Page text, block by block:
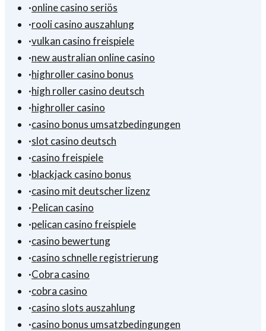
·online casino seriös
·rooli casino auszahlung
·vulkan casino freispiele
·new australian online casino
·highroller casino bonus
·high roller casino deutsch
·highroller casino
·casino bonus umsatzbedingungen
·slot casino deutsch
·casino freispiele
·blackjack casino bonus
·casino mit deutscher lizenz
·Pelican casino
·pelican casino freispiele
·casino bewertung
·casino schnelle registrierung
·Cobra casino
·cobra casino
·casino slots auszahlung
·casino bonus umsatzbedingungen